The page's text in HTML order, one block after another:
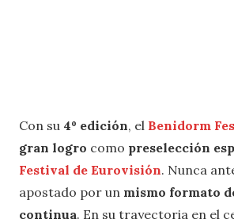
Con su 4º edición, el Benidorm
gran logro como preselección
Festival de Eurovisión. Nunca
apostado por un mismo formato
continua. En su trayectoria en el